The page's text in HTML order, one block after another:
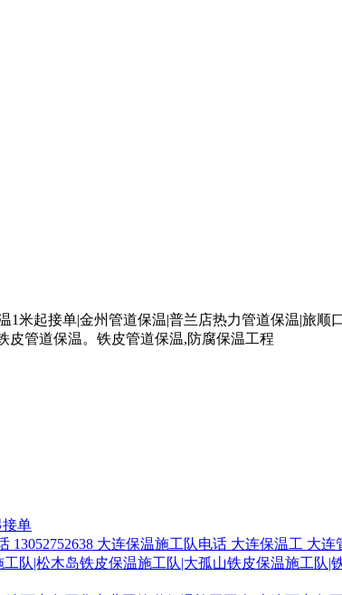
接单
大连保温施工队电话 大连保温工 大
队|松木岛铁皮保温施工队|大孤山铁皮保温施工队